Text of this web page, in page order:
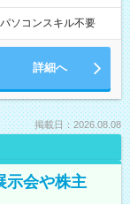
パソコンスキル不要
詳細へ
掲載日：2026.08.08
示会や株主